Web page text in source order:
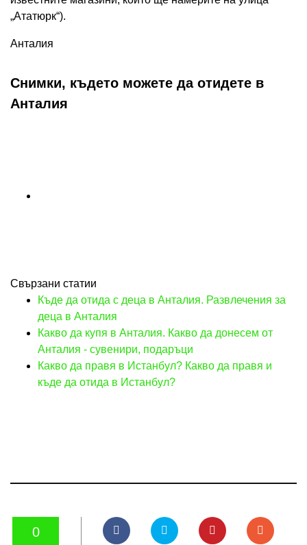
„Ататюрк“).
Анталия
Снимки, където можете да отидете в
Анталия
Свързани статии
Къде да отида с деца в Анталия. Развлечения за
деца в Анталия
Какво да купя в Анталия. Какво да донесем от
Анталия - сувенири, подаръци
Какво да правя в Истанбул? Какво да правя и
къде да отида в Истанбул?
0